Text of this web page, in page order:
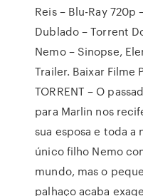
Reis – Blu-Ray 720p
Dublado – Torrent
Nemo – Sinopse,
Trailer. Baixar Filme
TORRENT – O
para Marlin nos
sua esposa e toda a
único filho Nemo
mundo, mas o
palhaço acaba